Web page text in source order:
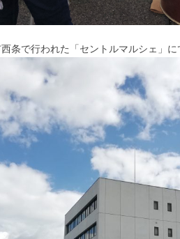
条で行われた「セントルマルシェ」に